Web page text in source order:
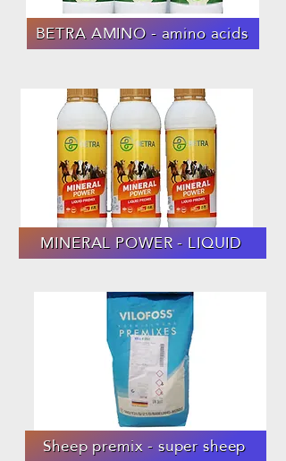
BETRA AMINO - amino acids
MINERAL POWER - LIQUID
Sheep premix - super sheep